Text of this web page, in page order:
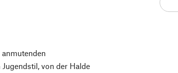
von der Halde